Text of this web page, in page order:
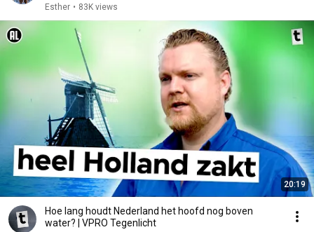
Esther • 83K views
20:19
Hoe lang houdt Nederland het hoofd nog boven
water? | VPRO Tegenlicht